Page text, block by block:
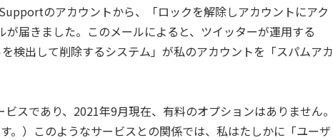
のアカウントから、「ロックを解除しアカウントにアク
届きました。このメールによると、ツイッターが運用する
検出して削除するシステム」が私のアカウントを「スパムアカ
スであり、2021年9月現在、有料のオプションはありません。
。）このようなサービスとの関係では、私はたしかに「ユーザ